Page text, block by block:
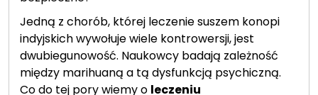
Jedną z chorób, której leczenie suszem konopi
indyjskich wywołuje wiele kontrowersji, jest
dwubiegunowość. Naukowcy badają zależność
między marihuaną a tą dysfunkcją psychiczną.
Co do tej pory wiemy o leczeniu